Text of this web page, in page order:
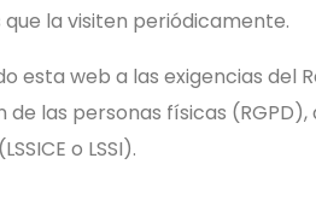
que la visiten periódicamente.
esta web a las exigencias del
las personas físicas (RGPD),
o LSSI).